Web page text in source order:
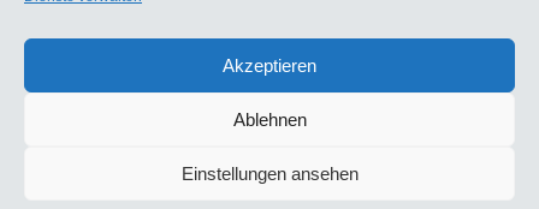
Akzeptieren
Ablehnen
Einstellungen ansehen
KONTAKT IMPRESSUM DATENSCHUTZERKLÄRUNG AGB